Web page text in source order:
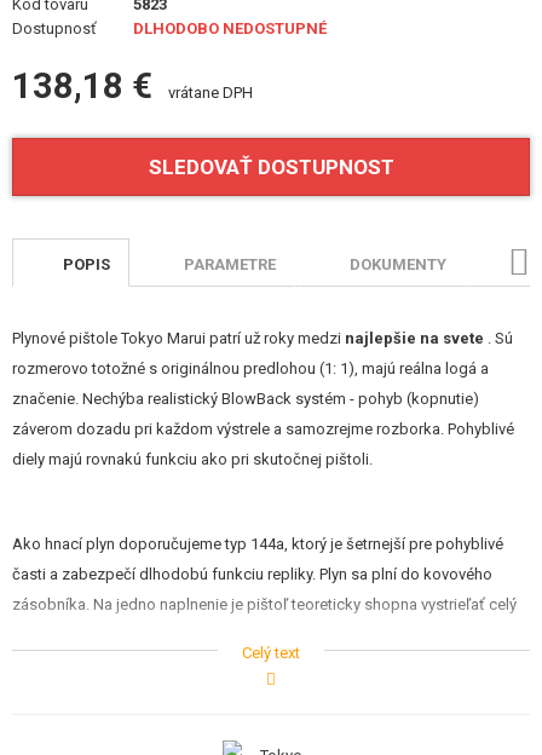
STAVEBNICE, MODELY
REKLAMNÉ PREDMETY
ZĽAVY, AKCIE
Kód tovaru
5823
Dostupnosť
DLHODOBO NEDOSTUPNÉ
138,18 € vrátane DPH
SLEDOVAŤ DOSTUPNOST
POPIS PARAMETRE DOKUMENTY
Plynové pištole Tokyo Marui patrí už roky medzi najlepšie na svete
. Sú
rozmerovo totožné s originálnou predlohou (1: 1), majú reálna logá a
značenie. Nechýba realistický BlowBack systém - pohyb (kopnutie)
záverom dozadu pri každom výstrele a samozrejme rozborka. Pohyblivé
diely majú rovnakú funkciu ako pri skutočnej pištoli.
Ako hnací plyn doporučujeme typ 144a, ktorý je šetrnejší pre pohyblivé
časti a zabezpečí dlhodobú funkciu repliky. Plyn sa plní do kovového
zásobníka. Na jedno naplnenie je pištoľ teoreticky shopna vystrieľať celý
cca 40-50 zásobníkov. Záleží na objeme používané fľaše.
Celý text